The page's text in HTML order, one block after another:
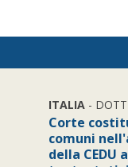
ITALIA -
Corte
comuni
della